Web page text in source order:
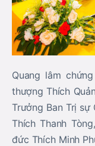
Quang lâm
thượng Thích
Trưởng Ban Trị sự
Thích Thanh
đức Thích Minh